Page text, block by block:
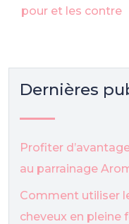
pour et les contre
Dernières
Profiter
au parrainage
Comment utiliser
cheveux en pleine